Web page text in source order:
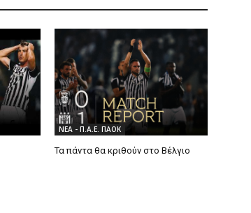
ΝΕΑ - Π.Α.Ε. ΠΑΟΚ
Τα πάντα θα κριθούν στο Βέλγιο